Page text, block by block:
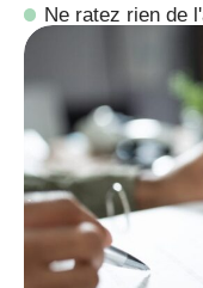
Ne ratez rien de